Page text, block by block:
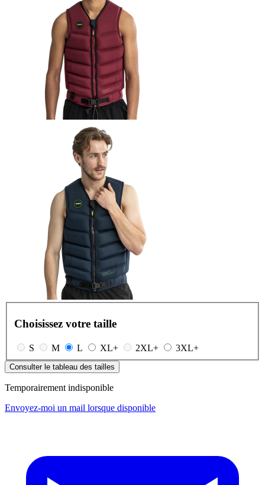
Choisissez votre taille
S M L XL+ 2XL+ 3XL+
Consulter le tableau des tailles
Temporairement indisponible
Envoyez-moi un mail lorsque disponible